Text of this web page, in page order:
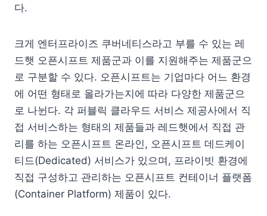
다.
크게 엔터프라이즈 쿠버네티스라고 부를 수 있는 레
드햇 오픈시프트 제품군과 이를 지원해주는 제품군으
로 구분할 수 있다. 오픈시프트는 기업마다 어느 환경
에 어떤 형태로 올라가는지에 따라 다양한 제품군으
로 나뉜다. 각 퍼블릭 클라우드 서비스 제공사에서 직
접 서비스하는 형태의 제품들과 레드햇에서 직접 관
리를 하는 오픈시프트 온라인, 오픈시프트 데드케이
티드(Dedicated) 서비스가 있으며, 프라이빗 환경에
직접 구성하고 관리하는 오픈시프트 컨테이너 플랫폼
(Container Platform) 제품이 있다.